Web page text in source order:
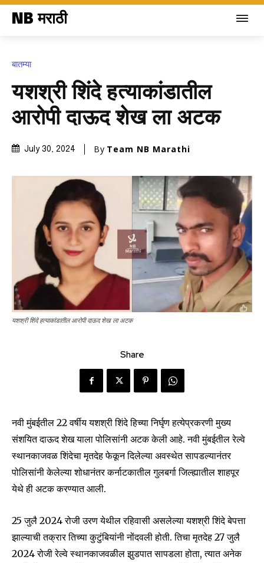
NB मराठी
बातम्या
यशश्री शिंदे हत्याकांडातील
आरोपी दाऊद शेख ला अटक
July 30, 2024 By Team NB Marathi
यशश्री शिंदे हत्याकांडातील आरोपी दाऊद शेख ला अटक
Share
नवी मुंबईतील 22 वर्षीय यशश्री शिंदे हिच्या निर्घृण हत्येप्रकरणी मुख्य
संशयित दाऊद शेख याला पोलिसांनी अटक केली आहे. नवी मुंबईतील रेल्वे
स्थानकाजवळ शिंदेचा मृतदेह फेकून दिलेल्या अवस्थेत सापडल्यानंतर
पोलिसांनी केलेल्या शोधानंतर कर्नाटकातील गुलबर्गा जिल्ह्यातील शाहपूर
येथे ही अटक करण्यात आली.
25 जुलै 2024 रोजी उरण येथील रहिवासी असलेल्या यशश्री शिंदे बेपत्ता
झाल्याची तक्रार तिच्या कुटुंबियांनी नोंदवली होती. तिचा मृतदेह 27 जुलै
2024 रोजी रेल्वे स्थानकाजवळील झुडपात सापडला होता, त्यात अनेक